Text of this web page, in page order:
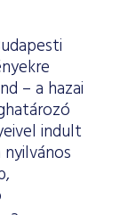
– a hazai
indult